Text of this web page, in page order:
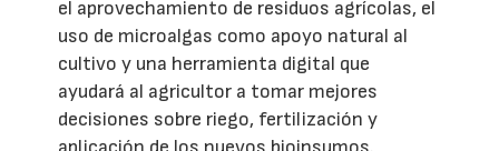
el aprovechamiento de residuos agrícolas, el
uso de microalgas como apoyo natural al
cultivo y una herramienta digital que
ayudará al agricultor a tomar mejores
decisiones sobre riego, fertilización y